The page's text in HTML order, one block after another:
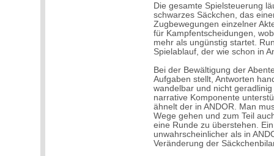
Die gesamte Spielsteuerung
schwarzes Säckchen, das
Zugbewegungen einzelner
für Kampfentscheidungen,
mehr als ungünstig startet.
Spielablauf, der wie schon in
Bei der Bewältigung der
Aufgaben stellt, Antworten
wandelbar und nicht
narrative Komponente
ähnelt der in ANDOR. Man
Wege gehen und zum Teil
eine Runde zu überstehen.
unwahrscheinlicher als in
Veränderung der